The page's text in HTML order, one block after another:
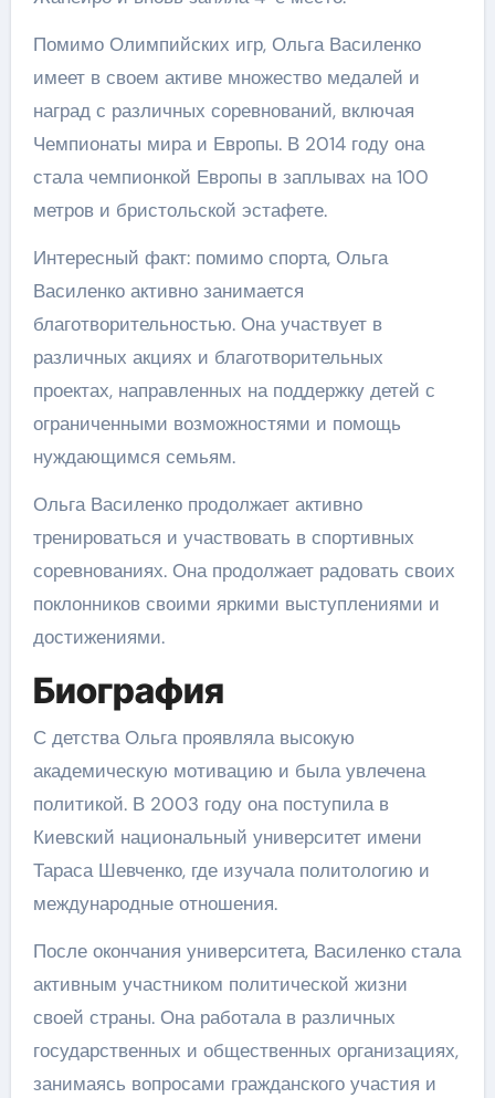
Помимо Олимпийских игр, Ольга Василенко
имеет в своем активе множество медалей и
наград с различных соревнований, включая
Чемпионаты мира и Европы. В 2014 году она
стала чемпионкой Европы в заплывах на 100
метров и бристольской эстафете.
Интересный факт: помимо спорта, Ольга
Василенко активно занимается
благотворительностью. Она участвует в
различных акциях и благотворительных
проектах, направленных на поддержку детей с
ограниченными возможностями и помощь
нуждающимся семьям.
Ольга Василенко продолжает активно
тренироваться и участвовать в спортивных
соревнованиях. Она продолжает радовать своих
поклонников своими яркими выступлениями и
достижениями.
Биография
С детства Ольга проявляла высокую
академическую мотивацию и была увлечена
политикой. В 2003 году она поступила в
Киевский национальный университет имени
Тараса Шевченко, где изучала политологию и
международные отношения.
После окончания университета, Василенко стала
активным участником политической жизни
своей страны. Она работала в различных
государственных и общественных организациях,
занимаясь вопросами гражданского участия и